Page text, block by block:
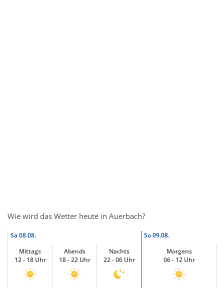
Wie wird das Wetter heute in Auerbach?
Sa 08.08. So09.08.
Mittags
12 - 18 Uhr
Abends
18 - 22 Uhr
Nachts
22 - 06 Uhr
Morgens
06 - 12 Uhr